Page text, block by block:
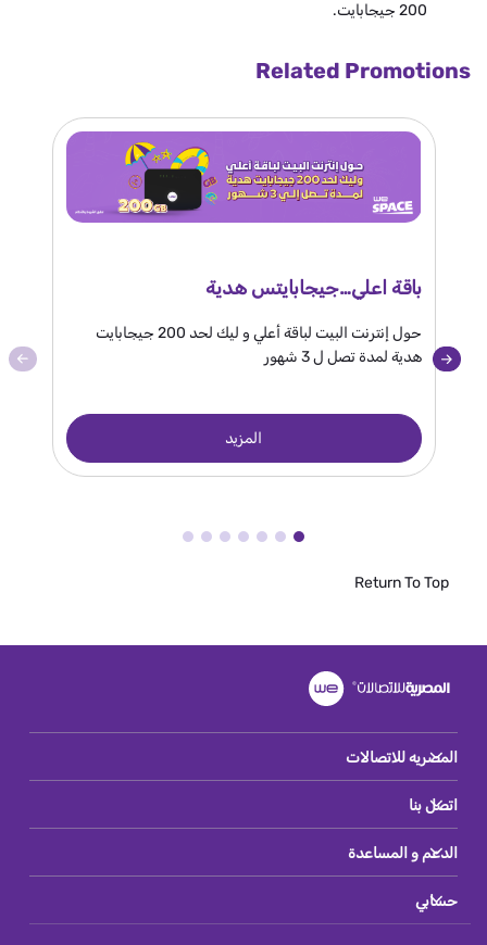
200 جيجابايت.
Related Promotions
باقة اعلي…جيجابايتس هدية
حول إنترنت البيت لباقة أعلي و ليك لحد 200 جيجابايت
هدية لمدة تصل ل 3 شهور
المزيد
100
Return To Top
المصريه للاتصالات
اتصل بنا
الدعم و المساعدة
حسابي